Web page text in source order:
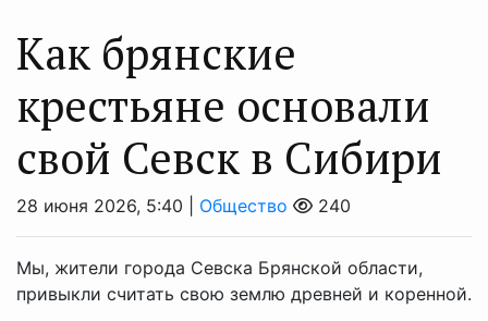
Как брянские
крестьяне основали
свой Севск в Сибири
28 июня 2026, 5:40 | Общество 240
Мы, жители города Севска Брянской области,
привыкли считать свою землю древней и коренной.